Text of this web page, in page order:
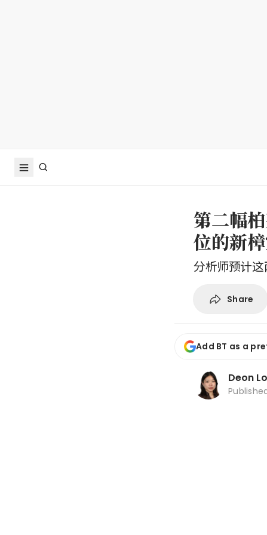
第二幅
位的新
分析师预计
Share
Add BT as a
Deon